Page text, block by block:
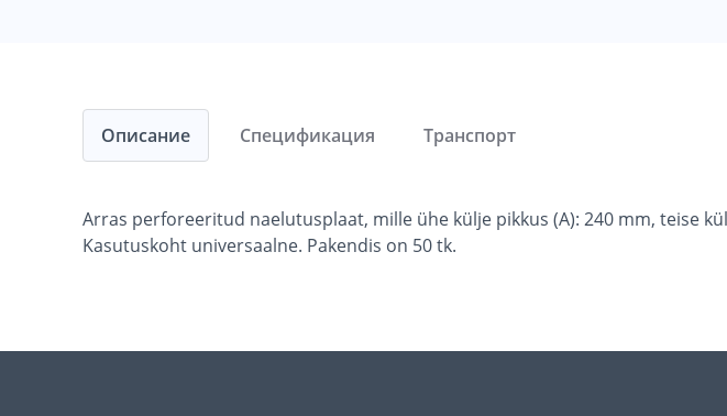
Описание
Arras perforeeritud naelutusplaat, mille ühe külje pikkus (A): 240 mm, teise
Kasutuskoht universaalne. Pakendis on 50 tk.
Спецификация Транспорт